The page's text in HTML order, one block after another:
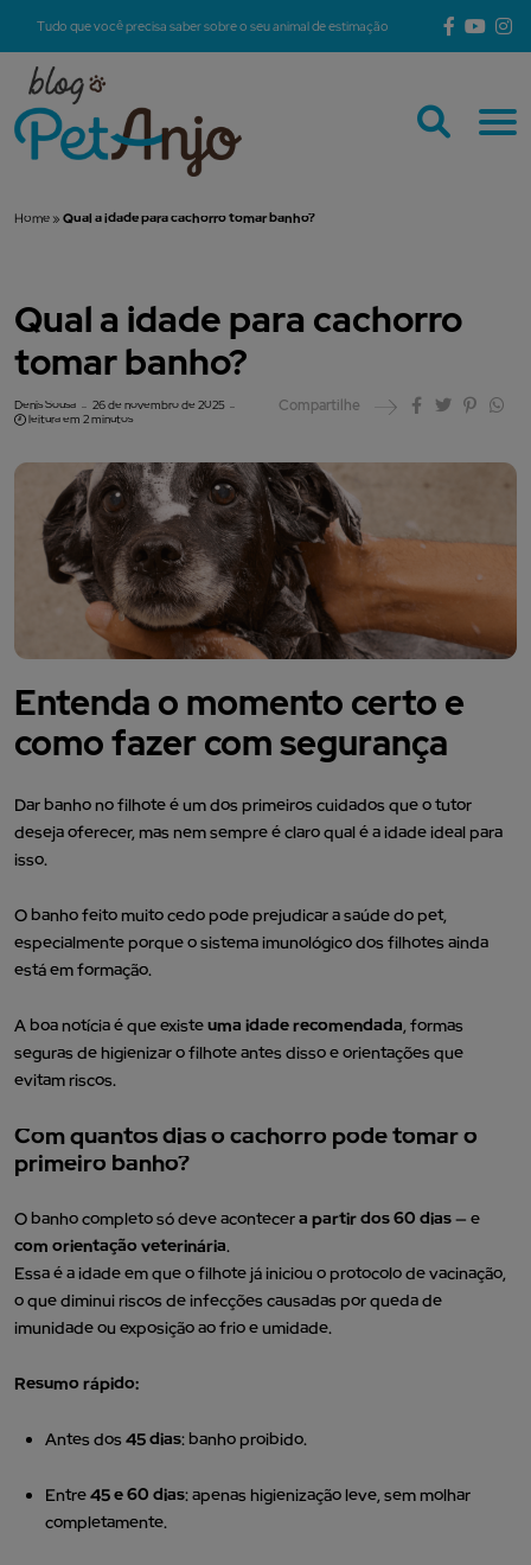
Tudo que você precisa saber sobre o seu animal de estimação
Home » Qual a idade para cachorro tomar banho?
Qual a idade para cachorro
tomar banho?
Denis Sousa
26 de novembro de 2025
leitura em 2 minutos
Compartilhe
Entenda o momento certo e
como fazer com segurança
Dar banho no filhote é um dos primeiros cuidados que o tutor
deseja oferecer, mas nem sempre é claro qual é a idade ideal para
isso.
O banho feito muito cedo pode prejudicar a saúde do pet,
especialmente porque o sistema imunológico dos filhotes ainda
está em formação.
A boa notícia é que existeuma idade recomendada, formas
seguras de higienizar o filhote antes disso e orientações que
evitam riscos.
Com quantos dias o cachorro pode tomar o
primeiro banho?
O banho completo só deve acontecera partir dos 60 dias— e
com orientação veterinária.
Essa é a idade em que o filhote já iniciou o protocolo de vacinação,
o que diminui riscos de infecções causadas por queda de
imunidade ou exposição ao frio e umidade.
Resumo rápido:
Antes dos45 dias: banho proibido.
Entre45 e 60 dias: apenas higienização leve, sem molhar
completamente.